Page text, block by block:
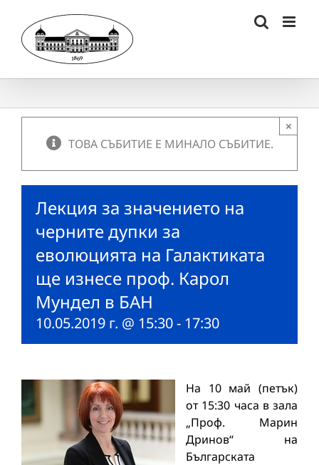
content
ТОВА СЪБИТИЕ Е МИНАЛО СЪБИТИЕ.
×
Лекция за значението на
черните дупки за
еволюцията на Галактиката
ще изнесе проф. Карол
Мундел в БАН
10.05.2019 г. @ 15:30- 17:30
На 10 май (петък)
от 15:30 часа в зала
„Проф. Марин
Дринов“ на
Българската